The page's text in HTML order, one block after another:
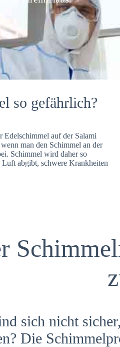
so gefährlich?
Edelschimmel auf der Salami
man den Schimmel an der
Schimmel wird daher so
abgibt, schwere Krankheiten
sich nicht
Die